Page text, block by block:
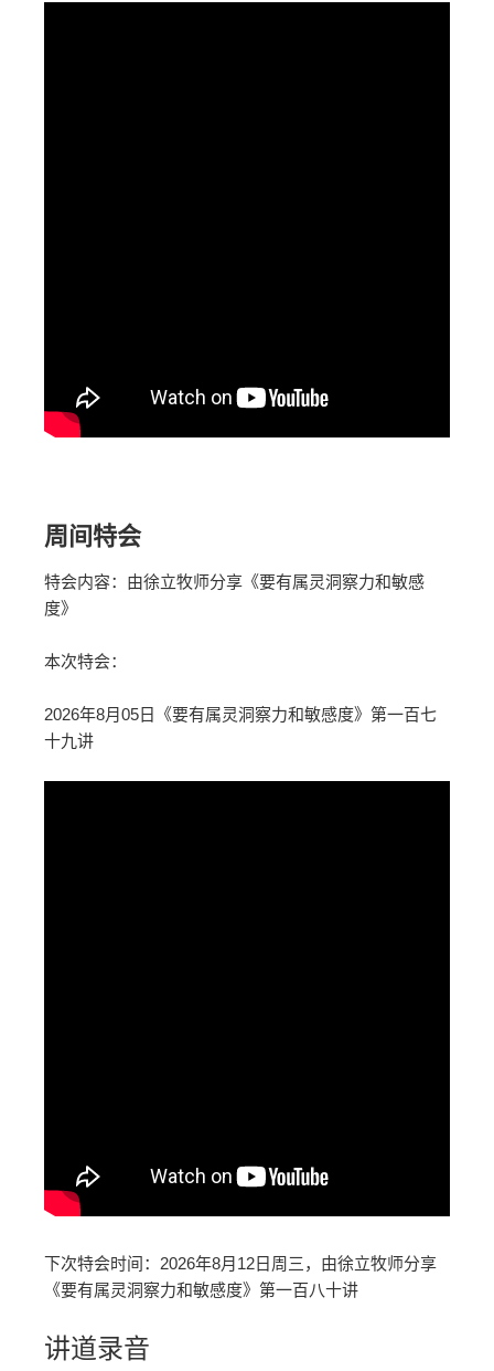
周间特会
特会内容：由徐立牧师分享《要有属灵洞察力和敏感
度》
本次特会：
2026年8月05日《要有属灵洞察力和敏感度》第一百七
十九讲
下次特会时间：2026年8月12日周三，由徐立牧师分享
《要有属灵洞察力和敏感度》第一百八十讲
讲道录音